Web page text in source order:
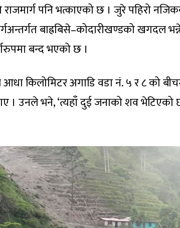
पनि भत्काएको छ । जुरे पहिरो
बाह्रबिसे–कोदारीखण्डको खगदल
बन्द भएको छ ।
किलोमिटर अगाडि वडा नं. ५ र ८ को
। उनले भने, ‘त्यहाँ दुई जनाको शव